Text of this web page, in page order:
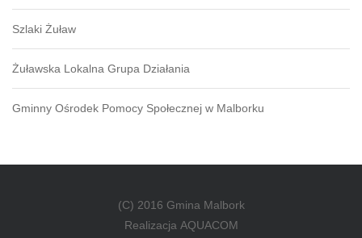
Szlaki Żuław
Żuławska Lokalna Grupa Działania
Gminny Ośrodek Pomocy Społecznej w Malborku
(C) 2016 Gmina Malbork
Realizacja AQUACOM